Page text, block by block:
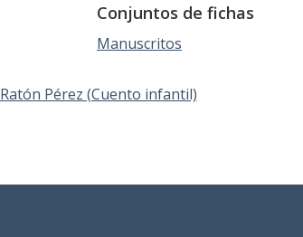
Conjuntos de fichas
Manuscritos
Ratón Pérez (Cuento infantil)